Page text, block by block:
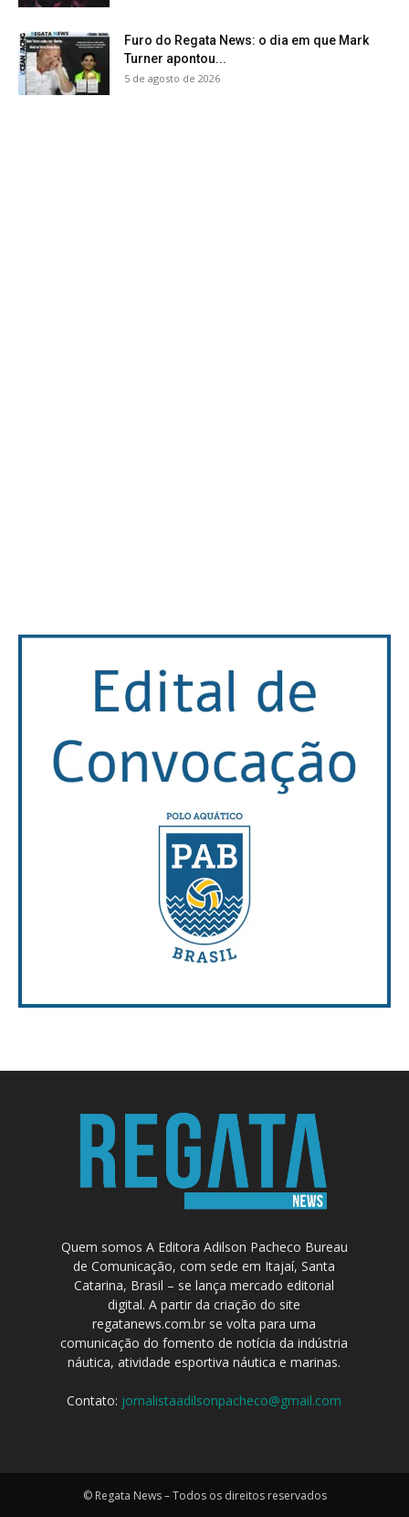
Furo do Regata News: o dia em que Mark
Turner apontou...
5 de agosto de 2026
Quem somos A Editora Adilson Pacheco Bureau
de Comunicação, com sede em Itajaí, Santa
Catarina, Brasil – se lança mercado editorial
digital. A partir da criação do site
regatanews.com.br se volta para uma
comunicação do fomento de notícia da indústria
náutica, atividade esportiva náutica e marinas.
Contato: jornalistaadilsonpacheco@gmail.com
© Regata News – Todos os direitos reservados